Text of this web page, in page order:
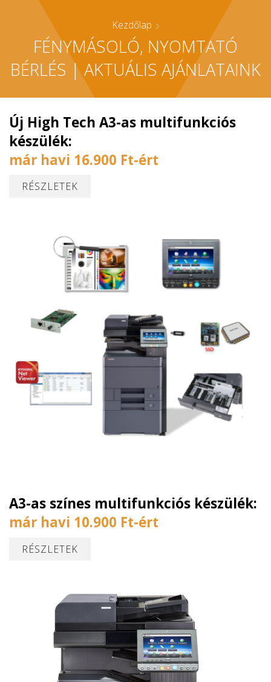
Kezdőlap
FÉNYMÁSOLÓ, NYOMTATÓ
BÉRLÉS | AKTUÁLIS AJÁNLATAINK
Új High Tech A3-as multifunkciós
készülék:
már havi 16.900 Ft-ért
RÉSZLETEK
A3-as színes multifunkciós készülék:
már havi 10.900 Ft-ért
RÉSZLETEK